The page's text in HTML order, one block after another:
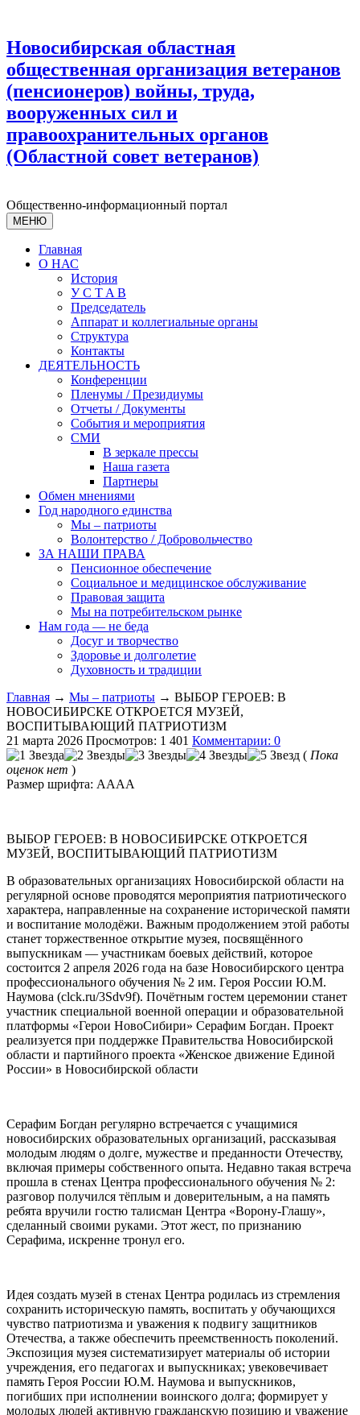
Новосибирская областная
общественная организация ветеранов
(пенсионеров) войны, труда,
вооруженных сил и
правоохранительных органов
(Областной совет ветеранов)
Общественно-информационный портал
МЕНЮ
Главная
О НАС
История
У С T A B
Председатель
Аппарат и коллегиальные органы
Структура
Контакты
ДЕЯТЕЛЬНОСТЬ
Конференции
Пленумы / Президиумы
Отчеты / Документы
События и мероприятия
СМИ
В зеркале прессы
Наша газета
Партнеры
Обмен мнениями
Год народного единства
Мы – патриоты
Волонтерство / Добровольчество
ЗА НАШИ ПРАВА
Пенсионное обеспечение
Социальное и медицинское обслуживание
Правовая защита
Мы на потребительском рынке
Нам года — не беда
Досуг и творчество
Здоровье и долголетие
Духовность и традиции
Главная → Мы – патриоты → ВЫБОР ГЕРОЕВ: В
НОВОСИБИРСКЕ ОТКРОЕТСЯ МУЗЕЙ,
ВОСПИТЫВАЮЩИЙ ПАТРИОТИЗМ
21 марта 2026 Просмотров: 1 401 Комментарии: 0
( Пока
оценок нет )
Размер шрифта: AAAA
ВЫБОР ГЕРОЕВ: В НОВОСИБИРСКЕ ОТКРОЕТСЯ
МУЗЕЙ, ВОСПИТЫВАЮЩИЙ ПАТРИОТИЗМ
В образовательных организациях Новосибирской области на
регулярной основе проводятся мероприятия патриотического
характера, направленные на сохранение исторической памяти
и воспитание молодёжи. Важным продолжением этой работы
станет торжественное открытие музея, посвящённого
выпускникам — участникам боевых действий, которое
состоится 2 апреля 2026 года на базе Новосибирского центра
профессионального обучения № 2 им. Героя России Ю.М.
Наумова (clck.ru/3Sdv9f). Почётным гостем церемонии станет
участник специальной военной операции и образовательной
платформы «Герои НовоСибири» Серафим Богдан. Проект
реализуется при поддержке Правительства Новосибирской
области и партийного проекта «Женское движение Единой
России» в Новосибирской области
Серафим Богдан регулярно встречается с учащимися
новосибирских образовательных организаций, рассказывая
молодым людям о долге, мужестве и преданности Отечеству,
включая примеры собственного опыта. Недавно такая встреча
прошла в стенах Центра профессионального обучения № 2:
разговор получился тёплым и доверительным, а на память
ребята вручили гостю талисман Центра «Ворону-Глашу»,
сделанный своими руками. Этот жест, по признанию
Серафима, искренне тронул его.
Идея создать музей в стенах Центра родилась из стремления
сохранить историческую память, воспитать у обучающихся
чувство патриотизма и уважения к подвигу защитников
Отечества, а также обеспечить преемственность поколений.
Экспозиция музея систематизирует материалы об истории
учреждения, его педагогах и выпускниках; увековечивает
память Героя России Ю.М. Наумова и выпускников,
погибших при исполнении воинского долга; формирует у
молодых людей активную гражданскую позицию и уважение